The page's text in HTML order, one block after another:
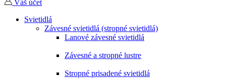
Váš účet
Svietidlá
Závesné svietidlá (stropné svietidlá)
Lanové závesné svietidlá
Závesné a stropné lustre
Stropné prisadené svietidlá